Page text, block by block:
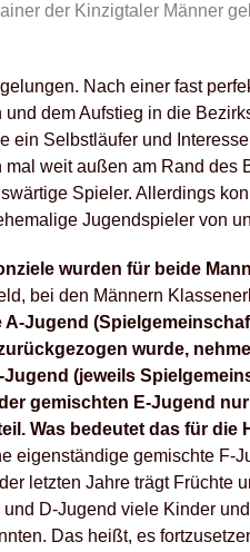
der Kinzigtaler Männer
Nach einer fast
und dem Aufstieg in die
ein Selbstläufer und
mal weit außen am Rand des
Spieler. Allerdings
Jugendspieler von
wurden für beide
bei den Männern
A-Jugend
wurde,
(jeweils
gemischten E-Jugend
Was bedeutet das für die
eigenständige gemischte F-
letzten Jahre trägt Früchte
und D-Jugend viele Kinder
Das heißt, es